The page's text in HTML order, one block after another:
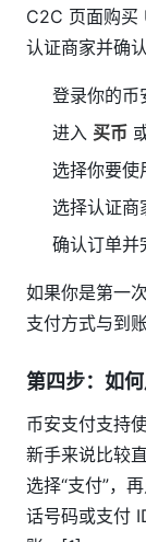
C2C 页面购买
认证商家并确
登录你的币
进入 买币
选择你要使
选择认证商
确认订单并
如果你是第一
支付方式与到
第四步：如
币安支付支持
新手来说比较
选择“支付”，
话号码或支付